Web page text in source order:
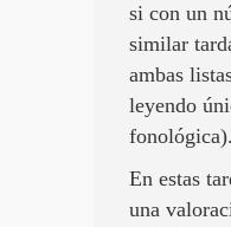
si con un
similar
ambas
leyendo
fonológica).
En estas
una